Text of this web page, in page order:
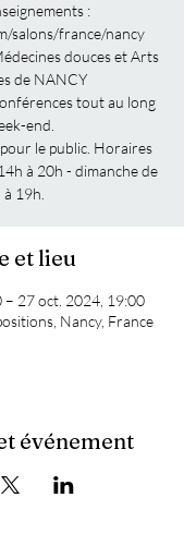
:
salons/france/nancy
douces et Arts
de NANCY
tout au long
end.
le public. Horaires
à 20h - dimanche de
19h.
et lieu
– 27 oct. 2024, 19:00
Nancy, France
événement